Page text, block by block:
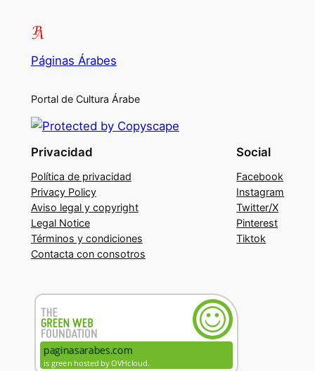
Páginas Árabes
Portal de Cultura Árabe
Privacidad
Política de privacidad
Privacy Policy
Aviso legal y copyright
Legal Notice
Términos y condiciones
Contacta con consotros
Social
Facebook
Instagram
Twitter/X
Pinterest
Tiktok